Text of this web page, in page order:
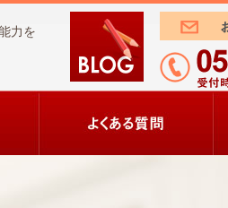
力を